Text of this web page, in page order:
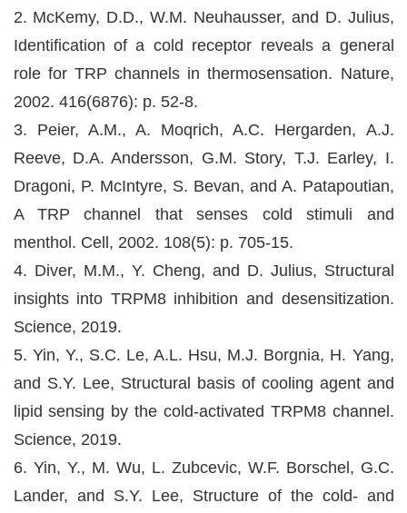
2. McKemy, D.D., W.M. Neuhausser, and D. Julius,
Identification of a cold receptor reveals a general
role for TRP channels in thermosensation. Nature,
2002. 416(6876): p. 52-8.
3. Peier, A.M., A. Moqrich, A.C. Hergarden, A.J.
Reeve, D.A. Andersson, G.M. Story, T.J. Earley, I.
Dragoni, P. McIntyre, S. Bevan, and A. Patapoutian,
A TRP channel that senses cold stimuli and
menthol. Cell, 2002. 108(5): p. 705-15.
4. Diver, M.M., Y. Cheng, and D. Julius, Structural
insights into TRPM8 inhibition and desensitization.
Science, 2019.
5. Yin, Y., S.C. Le, A.L. Hsu, M.J. Borgnia, H. Yang,
and S.Y. Lee, Structural basis of cooling agent and
lipid sensing by the cold-activated TRPM8 channel.
Science, 2019.
6. Yin, Y., M. Wu, L. Zubcevic, W.F. Borschel, G.C.
Lander, and S.Y. Lee, Structure of the cold- and